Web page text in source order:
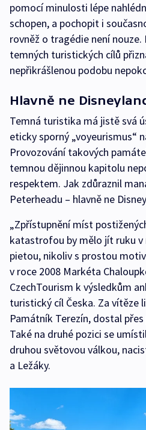
pomocí minulosti lépe
schopen, a pochopit i
rovněž o tragédie není nouze.
temných turistických cílů
nepřikrášlenou podobu
Hlavně ne
Temná turistika má jistě svá
eticky sporný „voyeurismus“
Provozování takových
temnou dějinnou kapitolu
respektem. Jak zdůraznil
Peterheadu – hlavně ne
„Zpřístupnění míst
katastrofou by mělo jít ruku v
pietou, nikoliv s prostou
v roce 2008 Markéta
CzechTourism k výsledkům
turistický cíl Česka. Za vítěze
Památník Terezín, dostal
Také na druhé pozici se
druhou světovou válkou,
a Ležáky.